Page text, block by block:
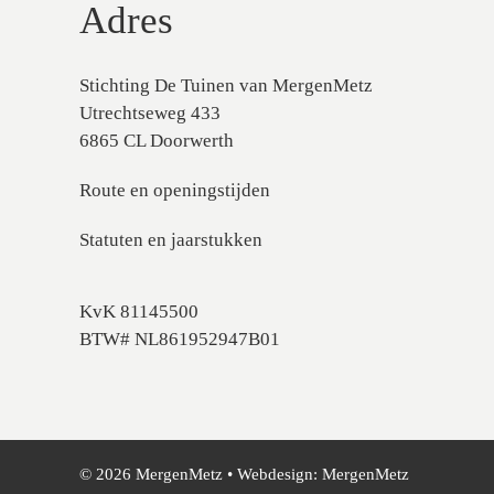
Adres
Stichting De Tuinen van MergenMetz
Utrechtseweg 433
6865 CL Doorwerth
Route en openingstijden
Statuten en jaarstukken
KvK 81145500
BTW# NL861952947B01
© 2026 MergenMetz • Webdesign: MergenMetz